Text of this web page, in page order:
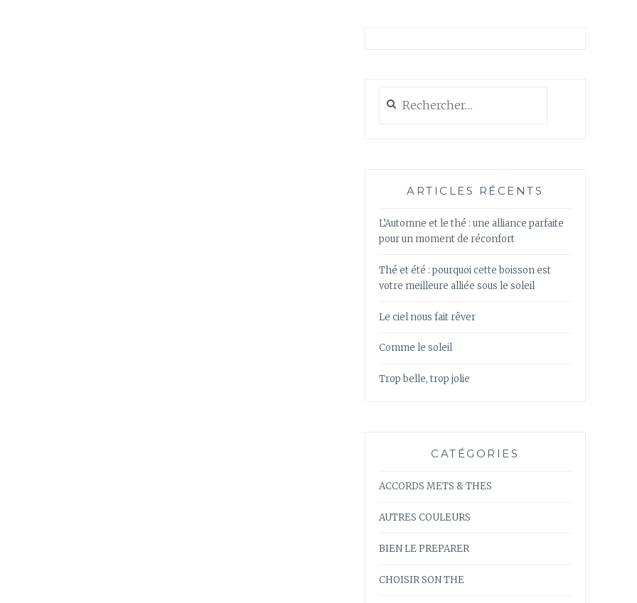
ARTICLES RÉCENTS
L’Automne et le thé : une alliance parfaite
pour un moment de réconfort
Thé et été : pourquoi cette boisson est
votre meilleure alliée sous le soleil
Le ciel nous fait rêver
Comme le soleil
Trop belle, trop jolie
CATÉGORIES
ACCORDS METS & THES
AUTRES COULEURS
BIEN LE PREPARER
CHOISIR SON THE